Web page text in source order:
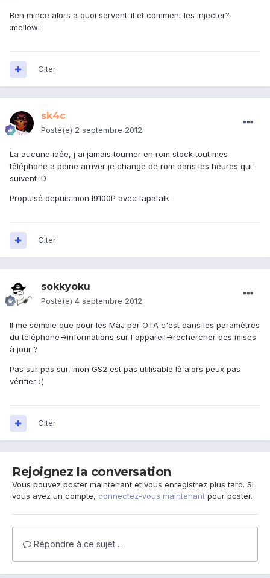
Ben mince alors a quoi servent-il et comment les injecter?
:mellow:
Citer
sk4c
Posté(e) 2 septembre 2012
La aucune idée, j ai jamais tourner en rom stock tout mes
téléphone a peine arriver je change de rom dans les heures qui
suivent :D
Propulsé depuis mon I9100P avec tapatalk
Citer
sokkyoku
Posté(e) 4 septembre 2012
Il me semble que pour les MàJ par OTA c'est dans les paramètres
du téléphone->informations sur l'appareil->rechercher des mises
à jour ?
Pas sur pas sur, mon GS2 est pas utilisable là alors peux pas
vérifier :(
Citer
Rejoignez la conversation
Vous pouvez poster maintenant et vous enregistrez plus tard. Si
vous avez un compte, connectez-vous maintenant pour poster.
Répondre à ce sujet…